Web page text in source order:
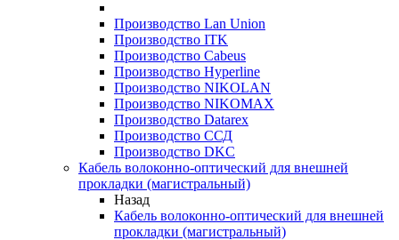
Производство Lan Union
Производство ITK
Производство Cabeus
Производство Hyperline
Производство NIKOLAN
Производство NIKOMAX
Производство Datarex
Производство ССД
Производство DKC
Кабель волоконно-оптический для внешней
прокладки (магистральный)
Назад
Кабель волоконно-оптический для внешней
прокладки (магистральный)